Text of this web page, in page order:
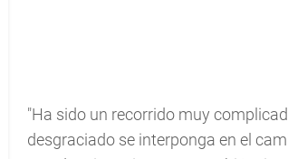
"Ha sido un recorrido muy
desgraciado se interponga en el